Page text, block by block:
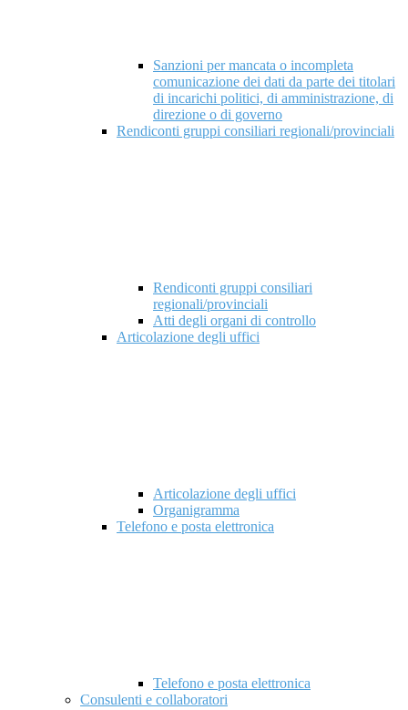
Sanzioni per mancata o incompleta
comunicazione dei dati da parte dei titolari
di incarichi politici, di amministrazione, di
direzione o di governo
Rendiconti gruppi consiliari regionali/provinciali
Rendiconti gruppi consiliari
regionali/provinciali
Atti degli organi di controllo
Articolazione degli uffici
Articolazione degli uffici
Organigramma
Telefono e posta elettronica
Telefono e posta elettronica
Consulenti e collaboratori